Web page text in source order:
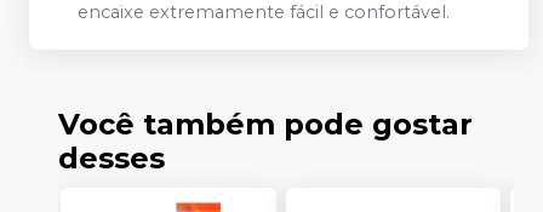
encaixe extremamente fácil e confortável.
Você também pode gostar
desses